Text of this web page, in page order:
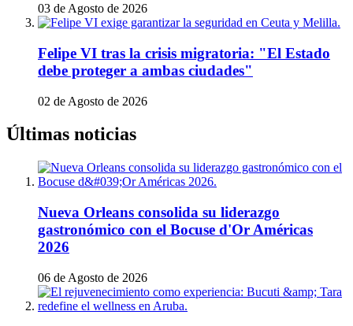
03 de Agosto de 2026
Felipe VI tras la crisis migratoria: "El Estado
debe proteger a ambas ciudades"
02 de Agosto de 2026
Últimas noticias
Nueva Orleans consolida su liderazgo
gastronómico con el Bocuse d'Or Américas
2026
06 de Agosto de 2026